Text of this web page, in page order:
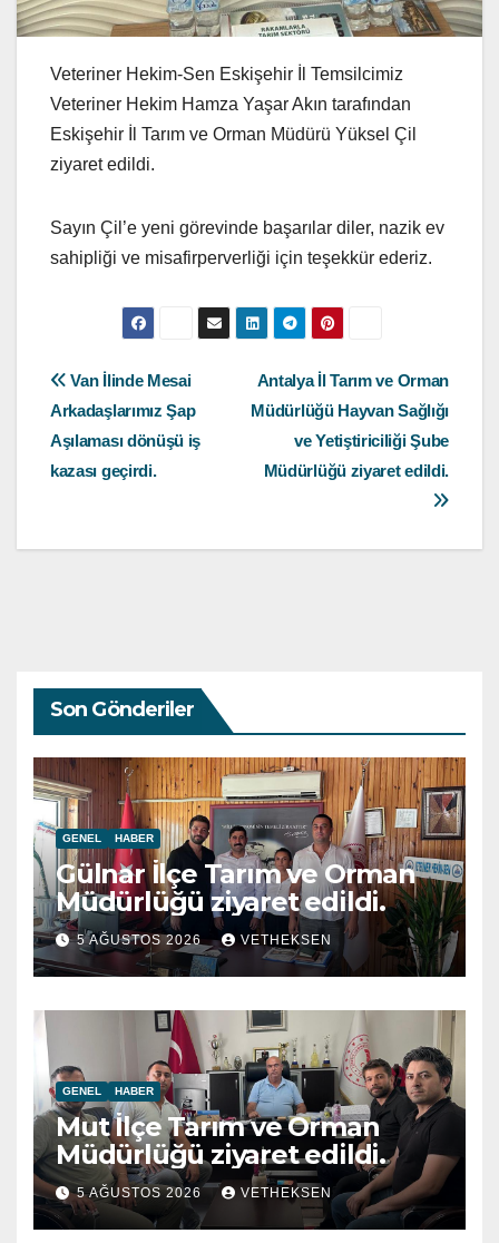
Veteriner Hekim-Sen Eskişehir İl Temsilcimiz
Veteriner Hekim Hamza Yaşar Akın tarafından
Eskişehir İl Tarım ve Orman Müdürü Yüksel Çil
ziyaret edildi.
Sayın Çil’e yeni görevinde başarılar diler, nazik ev
sahipliği ve misafirperverliği için teşekkür ederiz.
Yazı
gezinmesi
Antalya İl Tarım ve Orman
Müdürlüğü Hayvan Sağlığı
ve Yetiştiriciliği Şube
Müdürlüğü ziyaret edildi.
Van İlinde Mesai
Arkadaşlarımız Şap
Aşılaması dönüşü iş
kazası geçirdi.
Son Gönderiler
GENEL HABER
Gülnar İlçe Tarım ve Orman
Müdürlüğü ziyaret edildi.
5 AĞUSTOS 2026 VETHEKSEN
GENEL HABER
Mut İlçe Tarım ve Orman
Müdürlüğü ziyaret edildi.
5 AĞUSTOS 2026 VETHEKSEN